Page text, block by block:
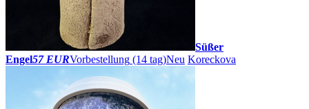
Süßer
Engel57 EURVorbestellung (14 tag)Neu Koreckova